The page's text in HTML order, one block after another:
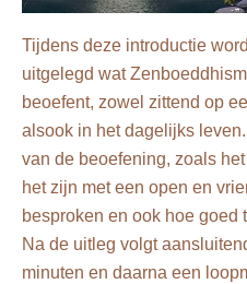
Tijdens deze introductie
uitgelegd wat
beoefent, zowel zittend op
alsook in het dagelijks
van de beoefening, zoals
het zijn met een open en
besproken en ook hoe goed
Na de uitleg volgt
minuten en daarna een